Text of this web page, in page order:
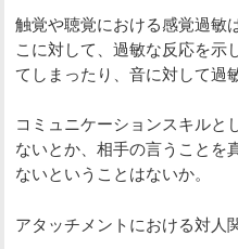
触覚や聴覚における感覚過敏
こに対して、過敏な反応を示
てしまったり、音に対して過
コミュニケーションスキルと
ないとか、相手の言うことを
ないということはないか。
アタッチメントにおける対人